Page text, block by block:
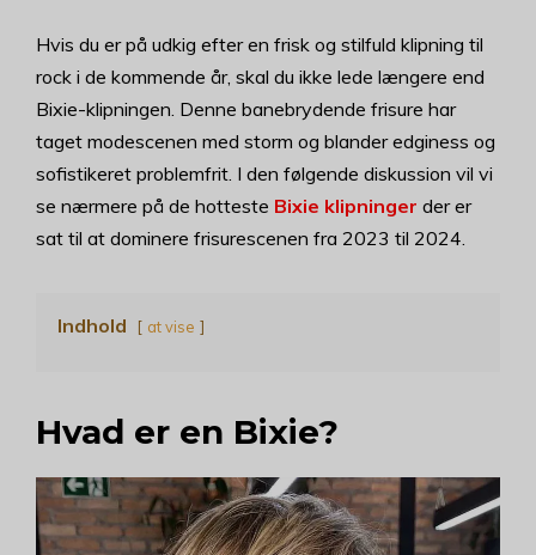
Hvis du er på udkig efter en frisk og stilfuld klipning til
rock i de kommende år, skal du ikke lede længere end
Bixie-klipningen. Denne banebrydende frisure har
taget modescenen med storm og blander edginess og
sofistikeret problemfrit. I den følgende diskussion vil vi
se nærmere på de hotteste Bixie klipninger der er
sat til at dominere frisurescenen fra 2023 til 2024.
Indhold at vise
Hvad er en Bixie?